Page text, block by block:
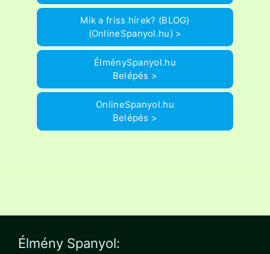
Mik a friss hírek? (BLOG)
(OnlineSpanyol.hu) >
ÉlménySpanyol.hu
Belépés >
OnlineSpanyol.hu
Belépés >
Élmény Spanyol: